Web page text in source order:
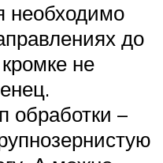
необходимо
до
не
обработки –